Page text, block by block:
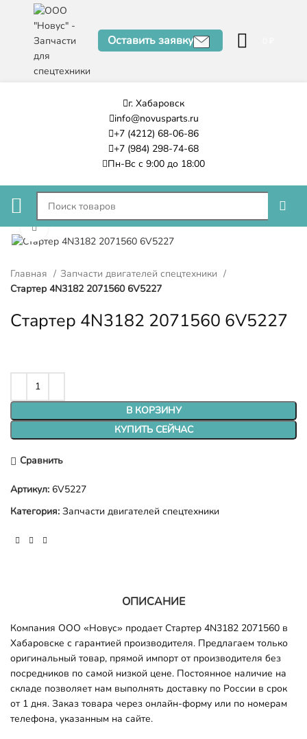
Оставить заявку
г. Хабаровск
info@novusparts.ru
+7 (4212) 68-06-86
+7 (984) 298-74-68
Пн-Вс с 9:00 до 18:00
Нажмите, чтобы увеличить
Главная
Запчасти двигателей спецтехники
Стартер 4N3182 2071560 6V5227
Стартер 4N3182 2071560 6V5227
В КОРЗИНУ
КУПИТЬ СЕЙЧАС
Сравнить
Артикул: 6V5227
Категория: Запчасти двигателей спецтехники
ОПИСАНИЕ
Компания ООО «Новус» продает Стартер 4N3182 2071560 в
Хабаровске с гарантией производителя. Предлагаем только
оригинальный товар, прямой импорт от производителя без
посредников по самой низкой цене. Постоянное наличие на
складе позволяет нам выполнять доставку по России в срок
от 1 дня. Заказ товара через онлайн-форму или по номерам
телефона, указанным на сайте.